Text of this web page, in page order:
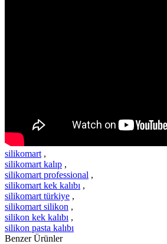
silikomart ,
silikomart kalıp ,
silikomart professional ,
silikomart kek kalıbı ,
silikomart türkiye ,
silikomart silikon ,
silikon kek kalıbı ,
silikon pasta kalıbı
Benzer Ürünler